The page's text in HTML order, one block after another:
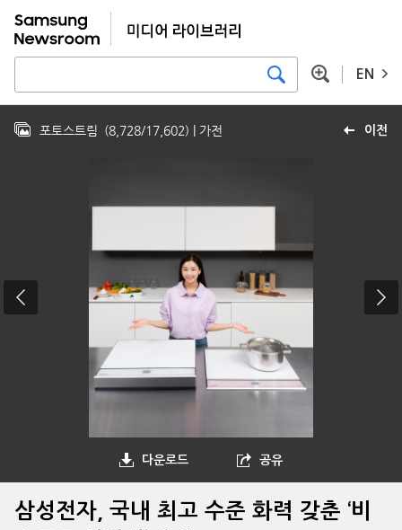
EN
이전
포토스트림 (8,728/17,602) | 가전
다운로드 공유
삼성전자, 국내 최고 수준 화력 갖춘 ‘비